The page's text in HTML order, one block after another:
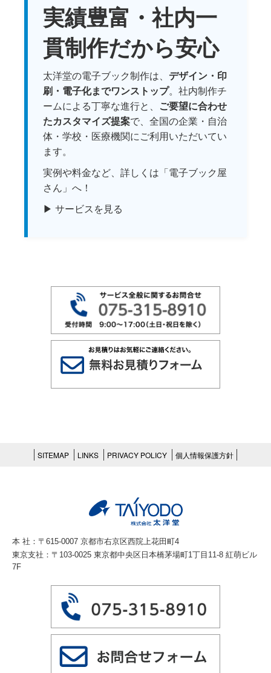
実績豊富・社内一
貫制作だから安心
太洋堂の電子ブック制作は、 デザイン・印
刷・電子化までワンストップ。社内制作チ
ームによる丁寧な進行と、 ご要望に合わせ
たカスタマイズ提案で、全国の企業・自治
体・学校・医療機関にご利用いただいてい
ます。
実例や料金など、詳しくは「電子ブック屋
さん」へ！
▶ サービスを見る
SITEMAP LINKS PRIVACY POLICY 個人情報保護方針
本 社：〒615-0007 京都市右京区西院上花田町4
東京支社：〒103-0025 東京都中央区日本橋茅場町1丁目11-8 紅萌ビル
7F